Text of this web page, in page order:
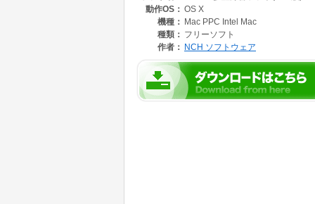
・32ビットまでの浮動小数点オーディオと、
・完成した作品は、mp3などのファイルに保
・プロ仕様の高品質wavファイルから、オン
ルへ保存
【MixPadはここが違います!】
・プロの音声プロダクションにもお使いいた
操作
・他の多重録音ソフトでは対応していないこ
動作OS： OS X
機種： Mac PPC Intel Mac
種類： フリーソフト
作者： NCH ソフトウェア